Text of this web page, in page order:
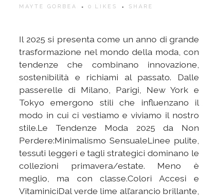
MAYTE GORBEA 0 LIKES SHARE
Il 2025 si presenta come un anno di grande
trasformazione nel mondo della moda, con
tendenze che combinano innovazione,
sostenibilità e richiami al passato. Dalle
passerelle di Milano, Parigi, New York e
Tokyo emergono stili che influenzano il
modo in cui ci vestiamo e viviamo il nostro
stile.Le Tendenze Moda 2025 da Non
Perdere:Minimalismo SensualeLinee pulite,
tessuti leggeri e tagli strategici dominano le
collezioni primavera/estate. Meno è
meglio, ma con classe.Colori Accesi e
VitaminiciDal verde lime all’arancio brillante,